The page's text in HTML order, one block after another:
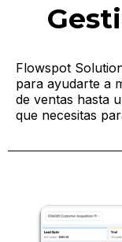
Flowspot
para ayudarte a
de ventas hasta
que necesitas